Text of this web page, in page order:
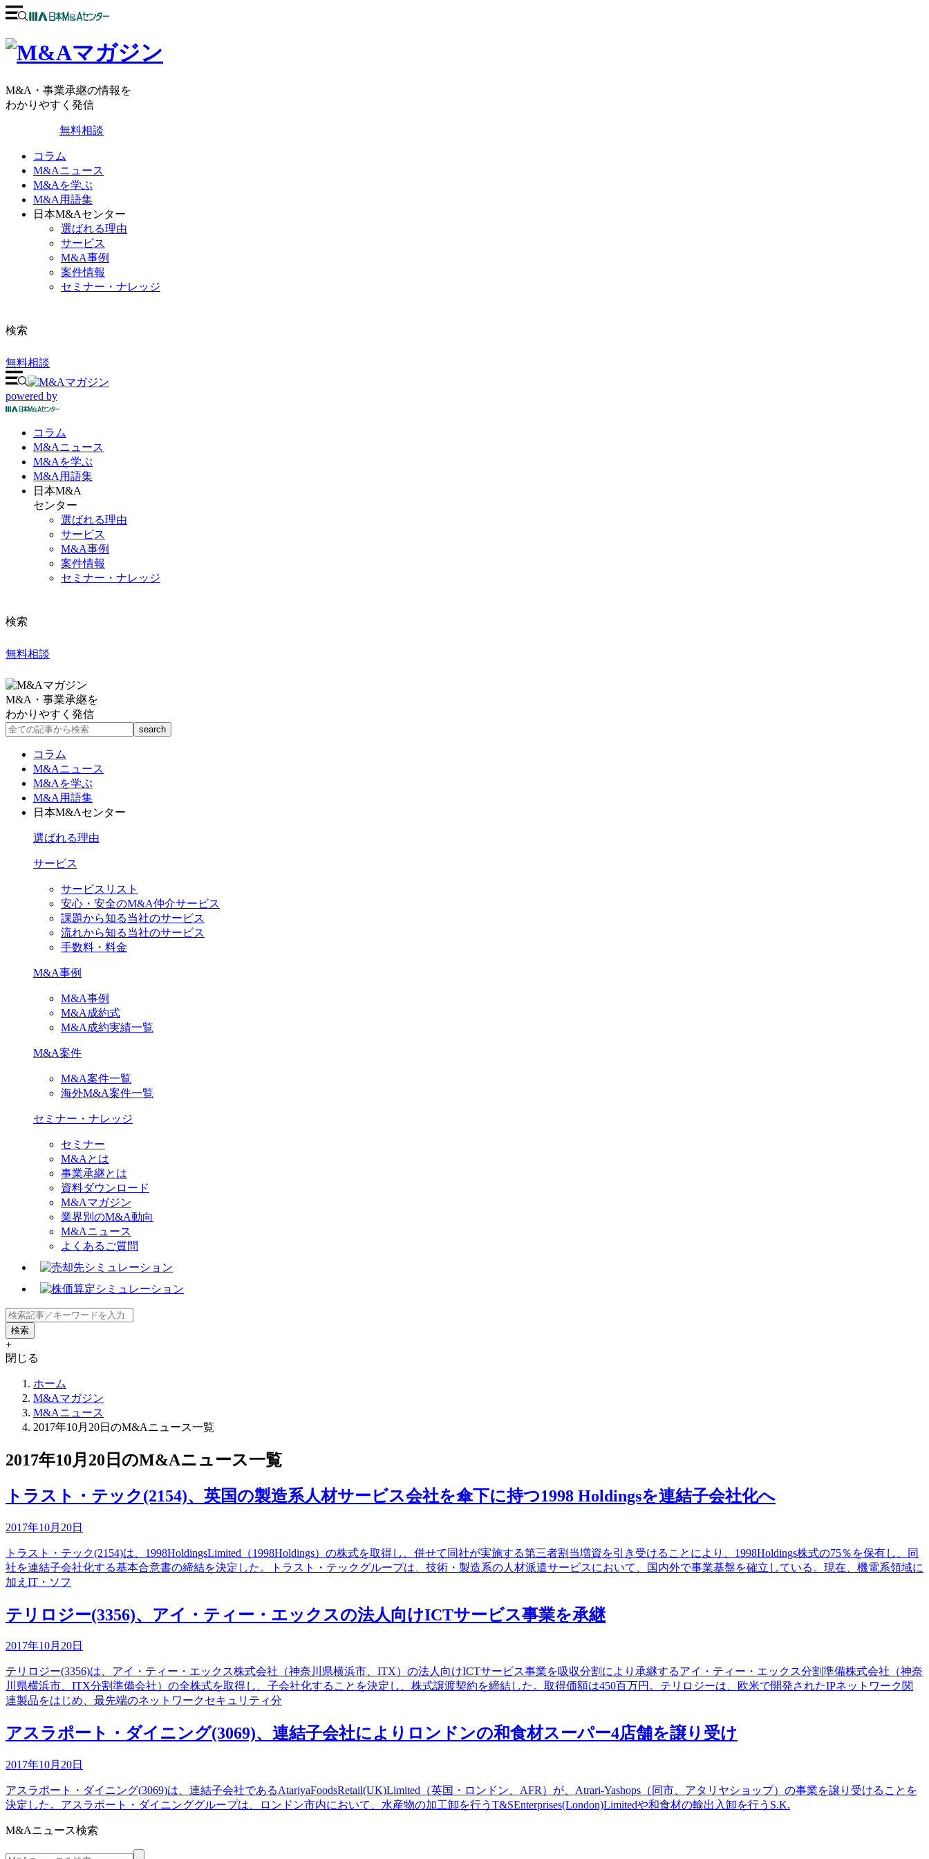
M&A・事業承継の情報を
わかりやすく発信
無料相談
コラム
M&Aニュース
M&Aを学ぶ
M&A用語集
日本M&Aセンター
選ばれる理由
サービス
M&A事例
案件情報
セミナー・ナレッジ
検索
無料相談
powered by
コラム
M&Aニュース
M&Aを学ぶ
M&A 用語集
日本M&A
センター
選ばれる理由
サービス
M&A事例
案件情報
セミナー・ナレッジ
検索
無料相談
M&A・事業承継を
わかりやすく発信
コラム
M&Aニュース
M&Aを学ぶ
M&A用語集
日本M&Aセンター
選ばれる理由
サービス
サービスリスト
安心・安全のM&A仲介サービス
課題から知る当社のサービス
流れから知る当社のサービス
手数料・料金
M&A事例
M&A事例
M&A成約式
M&A成約実績一覧
M&A案件
M&A案件一覧
海外M&A案件一覧
セミナー・ナレッジ
セミナー
M&Aとは
事業承継とは
資料ダウンロード
M&Aマガジン
業界別のM&A動向
M&Aニュース
よくあるご質問
+
閉じる
ホーム
M&Aマガジン
M&Aニュース
2017年10月20日のM&Aニュース一覧
2017年10月20日のM&Aニュース一覧
トラスト・テック(2154)、英国の製造系人材サービス会社を傘下に持つ1998 Holdingsを連結子会社化へ
2017年10月20日
トラスト・テック(2154)は、1998HoldingsLimited（1998Holdings）の株式を取得し、併せて同社が実施する第三者割当増資を引き受けることにより、1998Holdings株式の75％を保有し、同
社を連結子会社化する基本合意書の締結を決定した。トラスト・テックグループは、技術・製造系の人材派遣サービスにおいて、国内外で事業基盤を確立している。現在、機電系領域に
加えIT・ソフ
テリロジー(3356)、アイ・ティー・エックスの法人向けICTサービス事業を承継
2017年10月20日
テリロジー(3356)は、アイ・ティー・エックス株式会社（神奈川県横浜市、ITX）の法人向けICTサービス事業を吸収分割により承継するアイ・ティー・エックス分割準備株式会社（神奈
川県横浜市、ITX分割準備会社）の全株式を取得し、子会社化することを決定し、株式譲渡契約を締結した。取得価額は450百万円。テリロジーは、欧米で開発されたIPネットワーク関
連製品をはじめ、最先端のネットワークセキュリティ分
アスラポート・ダイニング(3069)、連結子会社によりロンドンの和食材スーパー4店舗を譲り受け
2017年10月20日
アスラポート・ダイニング(3069)は、連結子会社であるAtariyaFoodsRetail(UK)Limited（英国・ロンドン、AFR）が、Atrari-Yashops（同市、アタリヤショップ）の事業を譲り受けることを
決定した。アスラポート・ダイニンググループは、ロンドン市内において、水産物の加工卸を行うT&SEnterprises(London)Limitedや和食材の輸出入卸を行うS.K.
M&Aニュース検索